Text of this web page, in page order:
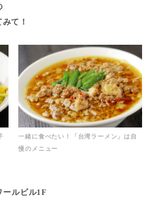
て！
一緒に食べたい！「台湾ラーメン」は自
慢のメニュー
ールビル1F